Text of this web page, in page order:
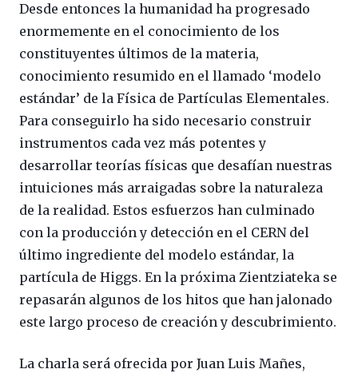
Desde entonces la humanidad ha progresado
enormemente en el conocimiento de los
constituyentes últimos de la materia,
conocimiento resumido en el llamado ‘modelo
estándar’ de la Física de Partículas Elementales.
Para conseguirlo ha sido necesario construir
instrumentos cada vez más potentes y
desarrollar teorías físicas que desafían nuestras
intuiciones más arraigadas sobre la naturaleza
de la realidad. Estos esfuerzos han culminado
con la producción y detección en el CERN del
último ingrediente del modelo estándar, la
partícula de Higgs. En la próxima Zientziateka se
repasarán algunos de los hitos que han jalonado
este largo proceso de creación y descubrimiento.
La charla será ofrecida por Juan Luis Mañes,